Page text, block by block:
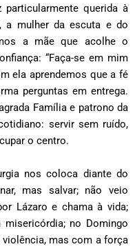
querida à
a mulher da escuta e do
a mãe que acolhe o
“Faça-se em mim
ela aprendemos que a fé
perguntas em entrega.
Família e patrono da
servir sem ruído,
o centro.
nos coloca diante do
mas salvar; não veio
Lázaro e chama à vida;
no Domingo
mas com a força